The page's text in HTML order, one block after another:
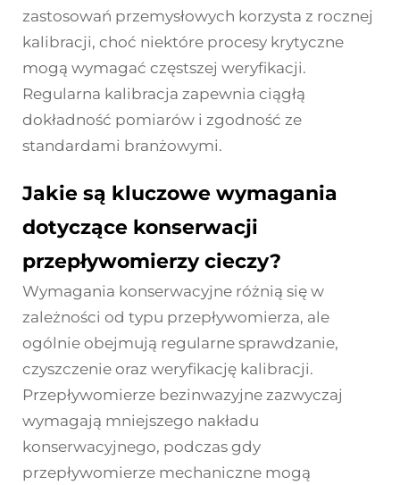
zastosowań przemysłowych korzysta z rocznej
kalibracji, choć niektóre procesy krytyczne
mogą wymagać częstszej weryfikacji.
Regularna kalibracja zapewnia ciągłą
dokładność pomiarów i zgodność ze
standardami branżowymi.
Jakie są kluczowe wymagania
dotyczące konserwacji
przepływomierzy cieczy?
Wymagania konserwacyjne różnią się w
zależności od typu przepływomierza, ale
ogólnie obejmują regularne sprawdzanie,
czyszczenie oraz weryfikację kalibracji.
Przepływomierze bezinwazyjne zazwyczaj
wymagają mniejszego nakładu
konserwacyjnego, podczas gdy
przepływomierze mechaniczne mogą